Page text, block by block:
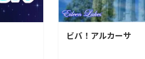
ビバ！アルカーサ